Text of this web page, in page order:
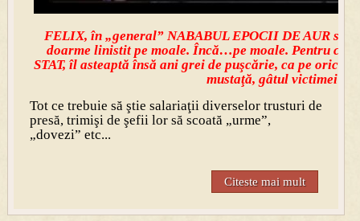
FELIX, în „general” NABABUL EPOCII DE AUR si
doarme linistit pe moale. Încă…pe moale. Pentru că
STAT, îl asteaptă însă ani grei de puşcărie, ca pe orice
mustaţă, gâtul victimei!
Tot ce trebuie să ştie salariaţii diverselor trusturi de
presă, trimişi de şefii lor să scoată „urme”,
„dovezi” etc...
Citeste mai mult